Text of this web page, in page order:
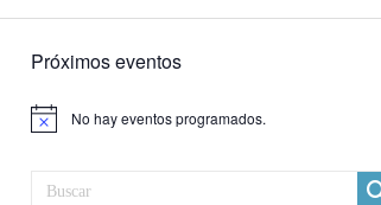
Próximos eventos
Aviso No hay eventos programados.